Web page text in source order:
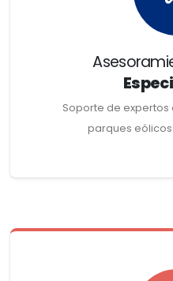
Soporte de expertos
parques